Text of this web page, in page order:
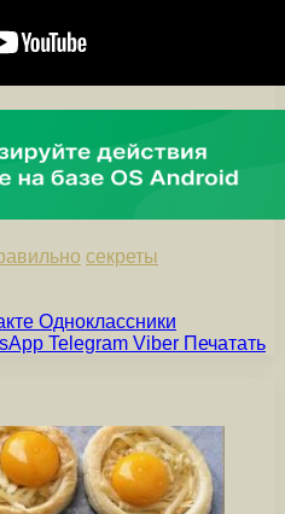
секреты
Одноклассники
Telegram Viber Печатать